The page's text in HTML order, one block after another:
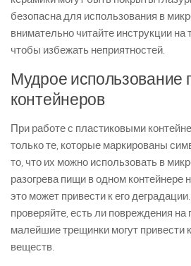
безопасна для использования в
внимательно читайте инструкции на
чтобы избежать неприятностей.
Мудрое использование
контейнеров
При работе с пластиковыми
только те, которые маркированы
то, что их можно использовать в
разогрева пищи в одном контейнере
это может привести к его
проверяйте, есть ли повреждения
малейшие трещинки могут
веществ.